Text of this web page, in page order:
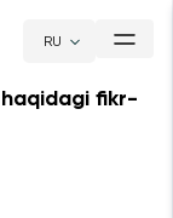
RU
fikr-